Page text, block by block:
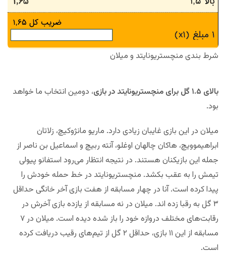
شرط بندی منچستریونایتد و میلان
بالای ۱.۵ گل برای منچستریونایتد در بازی
، دومین انتخاب ما خواهد
بود.
میلان در این بازی غایبان زیادی دارد. ماریو مانژوکیچ، زلاتان
ابراهیموویچ، هاکان چالهان اوغلو، آنته ربیچ و اسماعیل بن ناصر از
جمله این بازیکنان هستند. در نتیجه انتظار می‌رود استفانو پیولی
تیمش را به عقب بکشد. منچستریونایتد در خط حمله خودش را
پیدا کرده است. آنا در چهار مسابقه از هفت بازی آخر خانگی حداقل
۳ گل به رقبا زده اند. میلان در نه مسابقه از یازده بازی آخرش در
رقابت‌های مختلف دروازه خود را باز شده دیده است. میلان در ۷
مسابقه از این ۱۱ بازی، حداقل ۲ گل از تیم‌های رقیب دریافت کرده
است.